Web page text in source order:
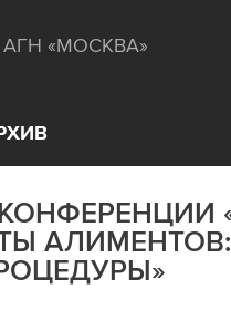
«МОСКВА»